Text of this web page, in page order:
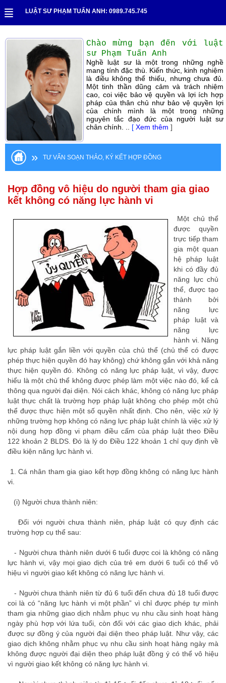
LUẬT SƯ PHẠM TUẤN ANH: 0989.745.745
Chào mừng bạn đến với luật
sư Phạm Tuấn Anh
Nghề luật sư là một trong những nghề
mang tính đặc thù. Kiến thức, kinh nghiệm
là điều không thể thiếu, nhưng chưa đủ.
Một tinh thần dũng cảm và trách nhiệm
cao, coi việc bảo vệ quyền và lợi ích hợp
pháp của thân chủ như bảo vệ quyền lợi
của chính mình là một trong những
nguyên tắc đạo đức của người luật sư
chân chính. .. [ Xem thêm ]
» TƯ VẤN SOẠN THẢO, KÝ KẾT HỢP ĐỒNG
Hợp đồng vô hiệu do người tham gia giao
kết không có năng lực hành vi
Một chủ thể
được quyền
trực tiếp tham
gia một quan
hệ pháp luật
khi có đầy đủ
năng lực chủ
thể, được tạo
thành bởi
năng lực
pháp luật và
năng lực
hành vi. Năng
lực pháp luật gắn liền với quyền của chủ thể (chủ thể có được
phép thực hiện quyền đó hay không) chứ không gắn với khả năng
thực hiện quyền đó. Không có năng lực pháp luật, vì vậy, được
hiểu là một chủ thể không được phép làm một việc nào đó, kể cả
thông qua người đại diện. Nói cách khác, không có năng lực pháp
luật thực chất là trường hợp pháp luật không cho phép một chủ
thể được thực hiện một số quyền nhất định. Cho nên, việc xử lý
những trường hợp không có năng lực pháp luật chính là việc xử lý
nội dung hợp đồng vi phạm điều cấm của pháp luật theo Điều
122 khoản 2 BLDS. Đó là lý do Điều 122 khoản 1 chỉ quy định về
điều kiện năng lực hành vi.
1. Cá nhân tham gia giao kết hợp đồng không có năng lực hành
vi.
(i) Người chưa thành niên:
Đối với người chưa thành niên, pháp luật có quy định các
trường hợp cụ thể sau:
- Người chưa thành niên dưới 6 tuổi được coi là không có năng
lực hành vi, vậy mọi giao dịch của trẻ em dưới 6 tuổi có thể vô
hiệu vì người giao kết không có năng lực hành vi.
- Người chưa thành niên từ đủ 6 tuổi đến chưa đủ 18 tuổi được
coi là có “năng lực hành vi một phần” vì chỉ được phép tự mình
tham gia những giao dịch nhằm phục vụ nhu cầu sinh hoạt hàng
ngày phù hợp với lứa tuổi, còn đối với các giao dịch khác, phải
được sự đồng ý của người đại diện theo pháp luật. Như vậy, các
giao dịch không nhằm phục vụ nhu cầu sinh hoạt hàng ngày mà
không được người đại diện theo pháp luật đồng ý có thể vô hiệu
vì người giao kết không có năng lực hành vi.